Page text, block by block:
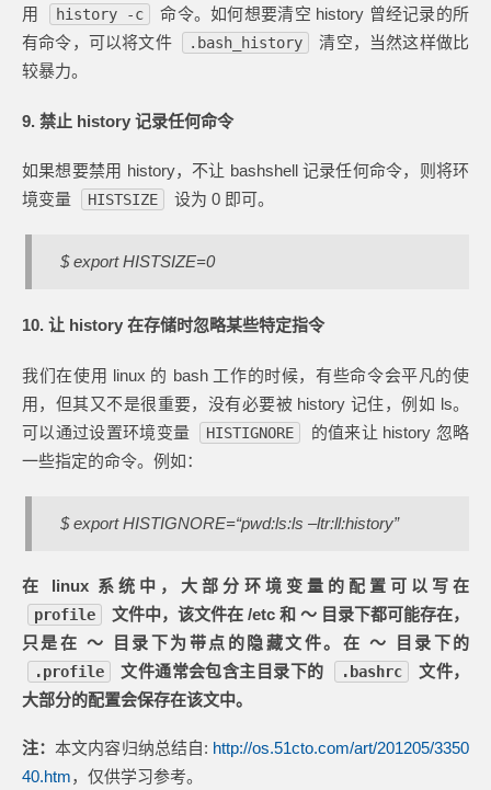
用
history -c
命令。如何想要清空 history 曾经记录的所
有命令，可以将文件
.bash_history
清空，当然这样做比
较暴力。
9. 禁止 history 记录任何命令
如果想要禁用 history，不让 bashshell 记录任何命令，则将环
境变量
HISTSIZE 设为 0 即可。
$ export HISTSIZE=0
10. 让 history 在存储时忽略某些特定指令
我们在使用 linux 的 bash 工作的时候，有些命令会平凡的使
用，但其又不是很重要，没有必要被 history 记住，例如 ls。
可以通过设置环境变量
HISTIGNORE
的值来让 history 忽略
一些指定的命令。例如：
$ export HISTIGNORE=“pwd:ls:ls –ltr:ll:history”
在 linux 系统中，大部分环境变量的配置可以写在
profile
文件中，该文件在 /etc 和 ～ 目录下都可能存在，
只是在 ～ 目录下为带点的隐藏文件。在 ～ 目录下的
.profile 文件通常会包含主目录下的 .bashrc
文件，
大部分的配置会保存在该文中。
注：本文内容归纳总结自: http://os.51cto.com/art/201205/3350
40.htm，仅供学习参考。